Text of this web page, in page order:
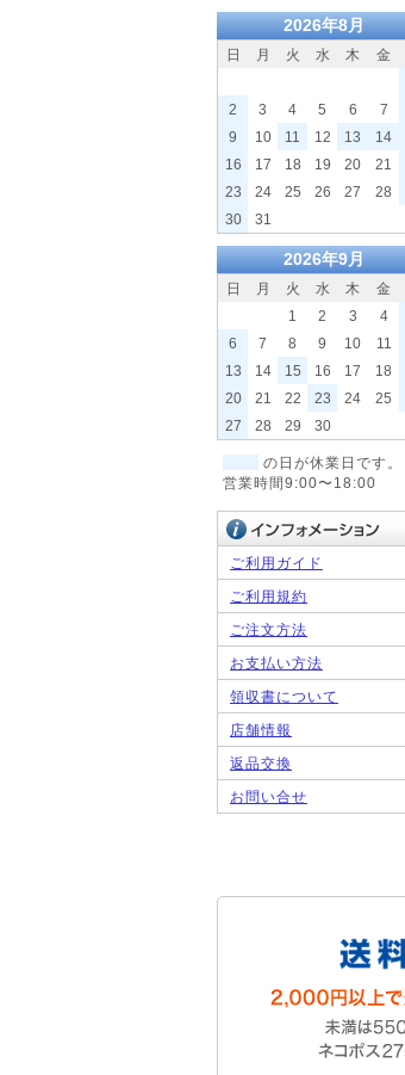
2026年8月
日 月 火 水 木 金
2
3 4 5 6 7
9
10 11 12 13 14
16
17 18 19 20 21
23
24 25 26 27 28
30
31
2026年9月
日 月 火 水 木 金
1
2 3 4
6
7 8 9 10 11
13
14 15 16 17 18
20
21 22 23 24 25
27
28 29 30
の日が休業日です。
営業時間9:00〜18:00
ご利用ガイド
ご利用規約
ご注文方法
お支払い方法
領収書について
店舗情報
返品交換
お問い合せ